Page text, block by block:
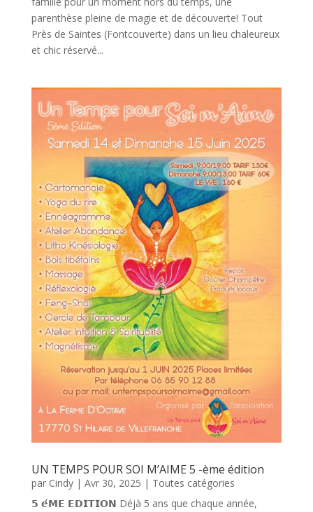
parenthèse pleine de magie et de découverte! Tout
Près de Saintes (Fontcouverte) dans un lieu chaleureux
et chic réservé...
UN TEMPS POUR SOI M’AIME 5 -ème édition
par Cindy| Avr 30, 2025 | Toutes catégories
𝟱 𝗲́𝗠𝗘 𝗘𝗗𝗜𝗧𝗜𝗢𝗡 Déjà 5 ans que chaque année,